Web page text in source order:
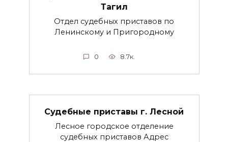
Тагил
Отдел судебных приставов по
Ленинскому и Пригородному
0 8.7к.
Судебные приставы г. Лесной
Лесное городское отделение
судебных приставов Адрес